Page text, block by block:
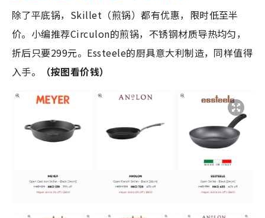
除了平底锅，Skillet（煎锅）都有优惠，限时低至半
价。小编推荐Circulon的煎锅，不锈钢材质导热均匀，
折后只要299元。Essteele的厨具意大利制造，同样值得
入手。
（按图看价钱）